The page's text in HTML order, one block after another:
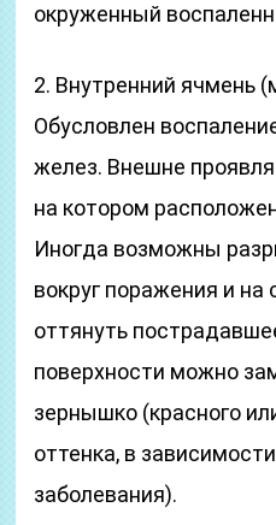
окруженный
2. Внутренний ячмень
Обусловлен
желез. Внешне
на котором
Иногда возможны
вокруг поражения и на
оттянуть
поверхности можно
зернышко (красного
оттенка, в
заболевания).